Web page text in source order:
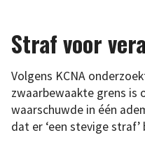
Straf voor
Volgens KCNA
zwaarbewaakte grens is
waarschuwde in één
dat er ‘een stevige